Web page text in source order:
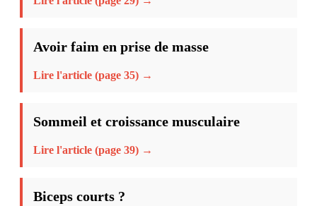
Avoir faim en prise de masse
Lire l'article (page 35) →
Sommeil et croissance musculaire
Lire l'article (page 39) →
Biceps courts ?